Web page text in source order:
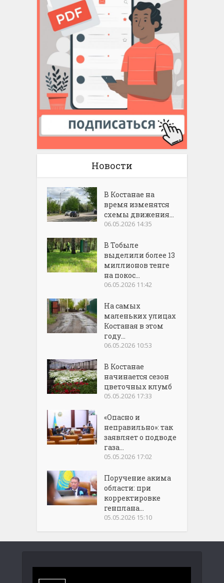
Новости
В Костанае на
время изменятся
схемы движения...
06.05.2026 14:35
В Тобыле
выделили более 13
миллионов тенге
на покос...
06.05.2026 11:42
На самых
маленьких улицах
Костаная в этом
году...
06.05.2026 10:53
В Костанае
начинается сезон
цветочных клумб
05.05.2026 17:33
«Опасно и
неправильно»: так
заявляет о подводе
газа...
05.05.2026 17:02
Поручение акима
области: при
корректировке
генплана...
05.05.2026 15:10